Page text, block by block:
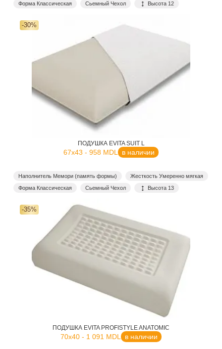
Форма Классическая
Сьемный Чехол Высота 12
-30%
ПОДУШКА EVITA SUIT L
67x43 - 958 MDL в наличии
Наполнитель Мемори (память формы)
Жесткость Умеренно мягкая
Форма Классическая
Сьемный Чехол Высота 13
-35%
ПОДУШКА EVITA PROFISTYLE ANATOMIC
70x40 - 1 091 MDL в наличии